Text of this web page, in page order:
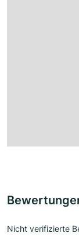
Nicht verifizierte